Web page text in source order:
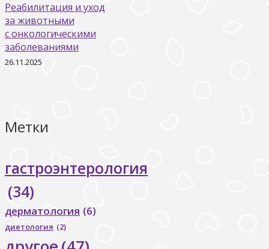
Реабилитация и уход
за животными
с онкологическими
заболеваниями
26.11.2025
Метки
гастроэнтерология
(34)
дерматология (6)
диетология (2)